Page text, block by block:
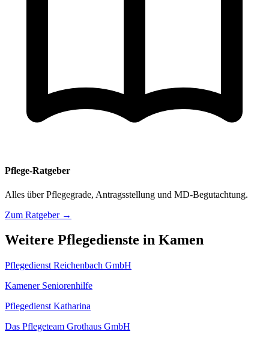
Pflege-Ratgeber
Alles über Pflegegrade, Antragsstellung und MD-Begutachtung.
Zum Ratgeber →
Weitere Pflegedienste in Kamen
Pflegedienst Reichenbach GmbH
Kamener Seniorenhilfe
Pflegedienst Katharina
Das Pflegeteam Grothaus GmbH